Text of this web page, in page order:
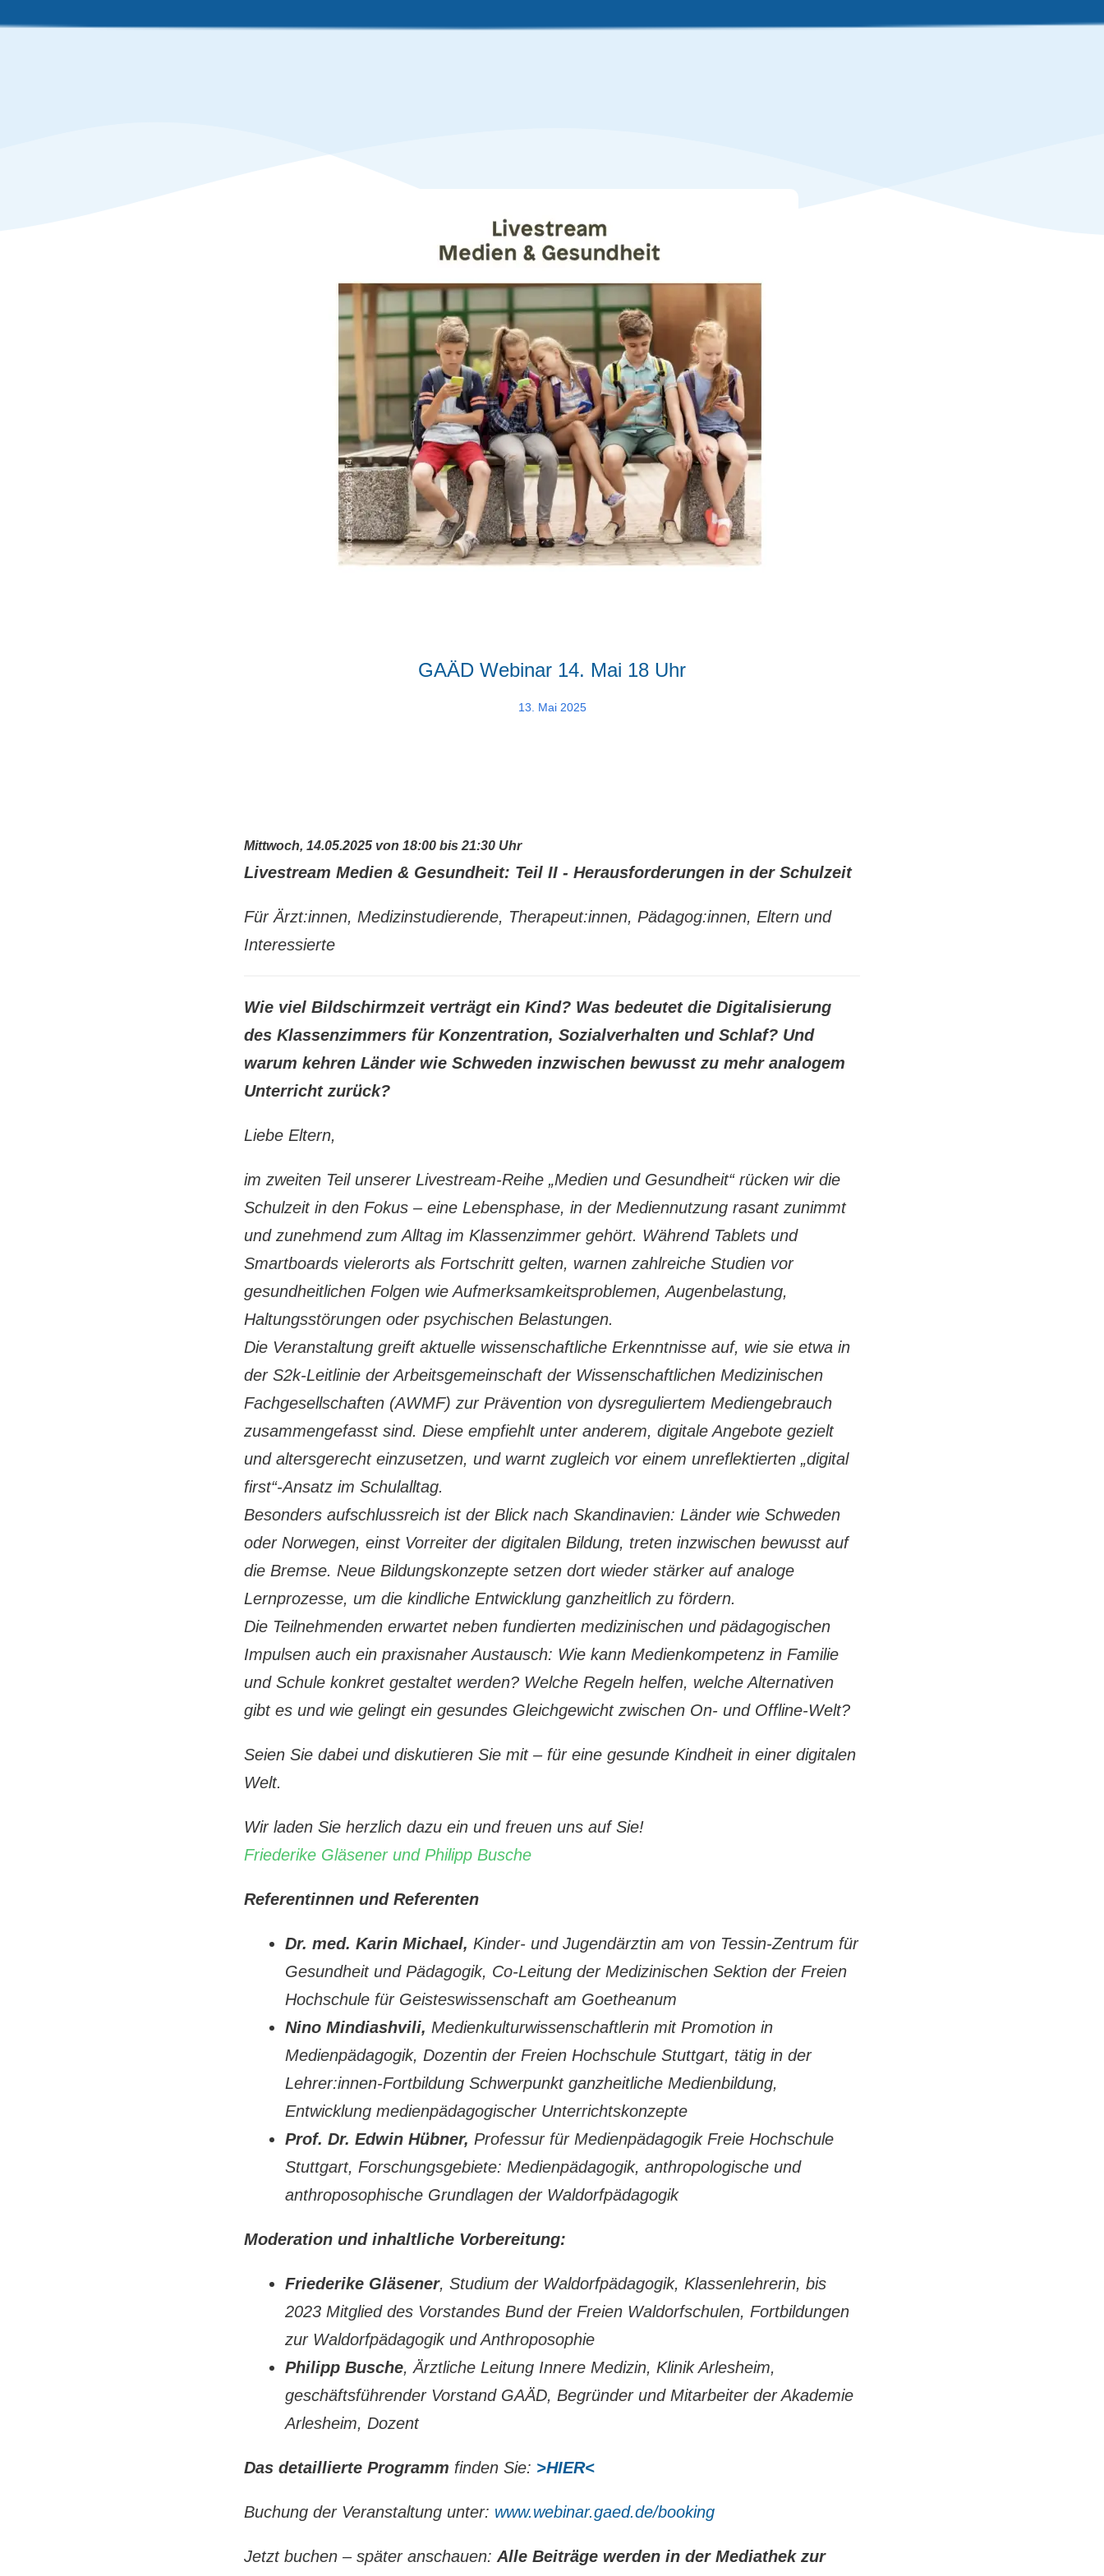
GAÄD Webinar 14. Mai 18 Uhr
13. Mai 2025
Mittwoch, 14.05.2025 von 18:00 bis 21:30 Uhr
Livestream Medien & Gesundheit: Teil II - Herausforderungen in der Schulzeit
Für Ärzt:innen, Medizinstudierende, Therapeut:innen, Pädagog:innen, Eltern und
Interessierte
Wie viel Bildschirmzeit verträgt ein Kind? Was bedeutet die Digitalisierung
des Klassenzimmers für Konzentration, Sozialverhalten und Schlaf? Und
warum kehren Länder wie Schweden inzwischen bewusst zu mehr analogem
Unterricht zurück?
Liebe Eltern,
im zweiten Teil unserer Livestream-Reihe „Medien und Gesundheit“ rücken wir die
Schulzeit in den Fokus – eine Lebensphase, in der Mediennutzung rasant zunimmt
und zunehmend zum Alltag im Klassenzimmer gehört. Während Tablets und
Smartboards vielerorts als Fortschritt gelten, warnen zahlreiche Studien vor
gesundheitlichen Folgen wie Aufmerksamkeitsproblemen, Augenbelastung,
Haltungsstörungen oder psychischen Belastungen.
Die Veranstaltung greift aktuelle wissenschaftliche Erkenntnisse auf, wie sie etwa in
der S2k-Leitlinie der Arbeitsgemeinschaft der Wissenschaftlichen Medizinischen
Fachgesellschaften (AWMF) zur Prävention von dysreguliertem Mediengebrauch
zusammengefasst sind. Diese empfiehlt unter anderem, digitale Angebote gezielt
und altersgerecht einzusetzen, und warnt zugleich vor einem unreflektierten „digital
first“-Ansatz im Schulalltag.
Besonders aufschlussreich ist der Blick nach Skandinavien: Länder wie Schweden
oder Norwegen, einst Vorreiter der digitalen Bildung, treten inzwischen bewusst auf
die Bremse. Neue Bildungskonzepte setzen dort wieder stärker auf analoge
Lernprozesse, um die kindliche Entwicklung ganzheitlich zu fördern.
Die Teilnehmenden erwartet neben fundierten medizinischen und pädagogischen
Impulsen auch ein praxisnaher Austausch: Wie kann Medienkompetenz in Familie
und Schule konkret gestaltet werden? Welche Regeln helfen, welche Alternativen
gibt es und wie gelingt ein gesundes Gleichgewicht zwischen On- und Offline-Welt?
Seien Sie dabei und diskutieren Sie mit – für eine gesunde Kindheit in einer digitalen
Welt.
Wir laden Sie herzlich dazu ein und freuen uns auf Sie!
Friederike Gläsener und Philipp Busche
Referentinnen und Referenten
Dr. med. Karin Michael, Kinder- und Jugendärztin am von Tessin-Zentrum für
Gesundheit und Pädagogik, Co-Leitung der Medizinischen Sektion der Freien
Hochschule für Geisteswissenschaft am Goetheanum
Nino Mindiashvili, Medienkulturwissenschaftlerin mit Promotion in
Medienpädagogik, Dozentin der Freien Hochschule Stuttgart, tätig in der
Lehrer:innen-Fortbildung Schwerpunkt ganzheitliche Medienbildung,
Entwicklung medienpädagogischer Unterrichtskonzepte
Prof. Dr. Edwin Hübner, Professur für Medienpädagogik Freie Hochschule
Stuttgart, Forschungsgebiete: Medienpädagogik, anthropologische und
anthroposophische Grundlagen der Waldorfpädagogik
Moderation und inhaltliche Vorbereitung:
Friederike Gläsener, Studium der Waldorfpädagogik, Klassenlehrerin, bis
2023 Mitglied des Vorstandes Bund der Freien Waldorfschulen, Fortbildungen
zur Waldorfpädagogik und Anthroposophie
Philipp Busche, Ärztliche Leitung Innere Medizin, Klinik Arlesheim,
geschäftsführender Vorstand GAÄD, Begründer und Mitarbeiter der Akademie
Arlesheim, Dozent
Das detaillierte Programm finden Sie: >HIER<
Buchung der Veranstaltung unter: www.webinar.gaed.de/booking
Jetzt buchen – später anschauen: Alle Beiträge werden in der Mediathek zur